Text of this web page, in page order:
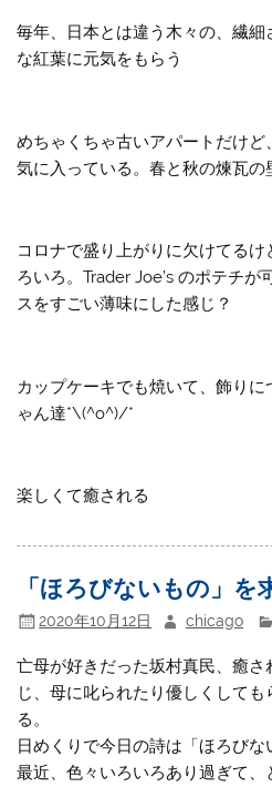
毎年、日本とは違う木々の、繊
な紅葉に元気をもらう
めちゃくちゃ古いアパートだけ
気に入っている。春と秋の煉瓦の
コロナで盛り上がりに欠けてる
ろいろ。Trader Joe’s のポテチ
スをすごい薄味にした感じ？
カップケーキでも焼いて、飾り
ゃん達*\(^o^)/*
楽しくて癒される
「ほろびないもの」を
2020年10月12日 chicago
亡母が好きだった坂村真民、癒
じ、母に叱られたり優しくして
る。
日めくりで今日の詩は「ほろびな
最近、色々いろいろあり過ぎて